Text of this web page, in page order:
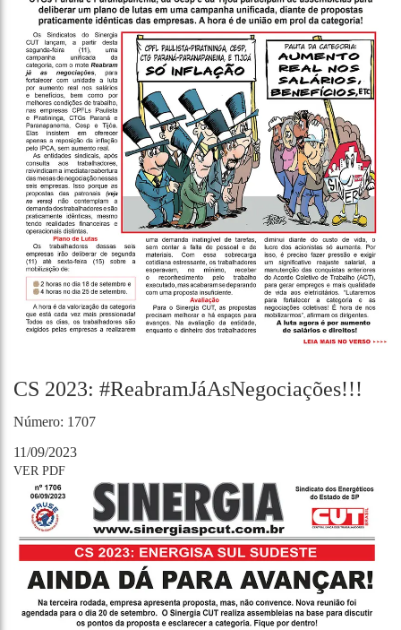
CS 2023: #ReabramJáAsNegociações!!!
Número: 1707
11/09/2023
VER PDF